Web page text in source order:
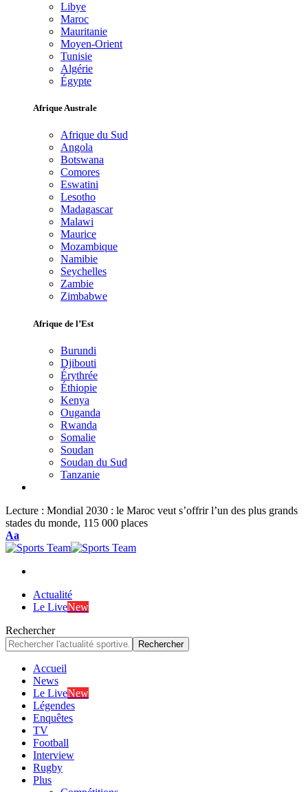
Libye
Maroc
Mauritanie
Moyen-Orient
Tunisie
Algérie
Égypte
Afrique Australe
Afrique du Sud
Angola
Botswana
Comores
Eswatini
Lesotho
Madagascar
Malawi
Maurice
Mozambique
Namibie
Seychelles
Zambie
Zimbabwe
Afrique de l’Est
Burundi
Djibouti
Érythrée
Éthiopie
Kenya
Ouganda
Rwanda
Somalie
Soudan
Soudan du Sud
Tanzanie
Lecture : Mondial 2030 : le Maroc veut s’offrir l’un des plus grands
stades du monde, 115 000 places
Font
Resizer
Aa
Actualité
Le LiveNew
Rechercher
Accueil
News
Le LiveNew
Légendes
Enquêtes
TV
Football
Interview
Rugby
Plus